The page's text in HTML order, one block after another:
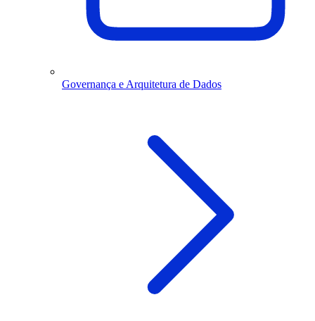
Governança e Arquitetura de Dados